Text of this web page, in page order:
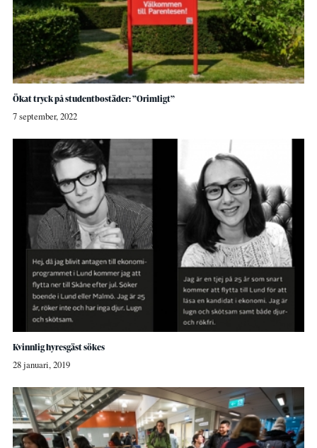
Ökat tryck på studentbostäder: ”Orimligt”
7 september, 2022
Kvinnlig hyresgäst sökes
28 januari, 2019